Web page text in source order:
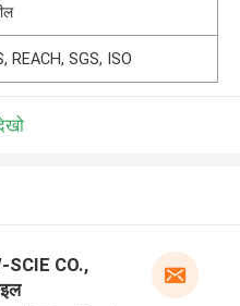
REACH, SGS, ISO
SCIE CO.,